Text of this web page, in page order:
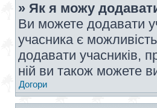
» Як я можу
Ви можете додавати
учасника є
додавати учасників,
ній ви також можете
Догори